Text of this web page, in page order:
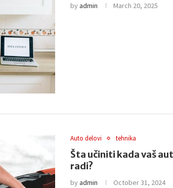
byadmin March 20, 2025
Auto delovi tehnika
Šta učiniti kada vaš
radi?
byadmin October 31, 2024